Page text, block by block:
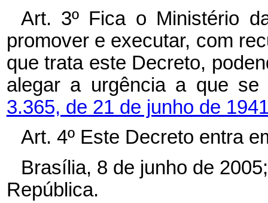
Art. 3º Fica o Ministério
promover e executar, com
que trata este Decreto,
alegar a urgência a que
3.365, de 21 de junho de
Art. 4º Este Decreto entra
Brasília, 8 de junho de
República.